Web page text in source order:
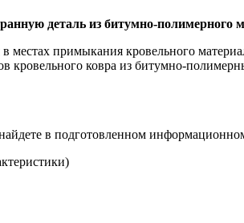
деталь из битумно-полимерного
местах примыкания кровельного
кровельного ковра из битумно-
в подготовленном